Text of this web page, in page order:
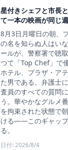
星付きシェフと市長
て一本の映画が同じ
8月3日月曜日の朝、
の名を知らぬ人はい
ールが、警察署で聴
つて「Top Chef」で
ホテル、プラザ・ア
た男である。弁護士
査員のすべての質問
う。華やかなグルメ
を拘束された状態で
ける――このギャップ
る。
日付: 2026/8/4